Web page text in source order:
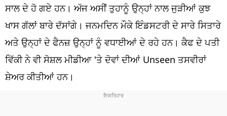
ਦੇਸ਼
ਲਾਈਫ ਸਟਾਈਲ
ਪੰਜਾਬ
ਧਰਮ
ਸਾਲ ਦੇ ਹੋ ਗਏ ਹਨ। ਅੱਜ ਅਸੀਂ ਤੁਹਾਨੂੰ ਉਨ੍ਹਾਂ ਨਾਲ ਜੁੜੀਆਂ ਕੁਝ
ਖਾਸ ਗੱਲਾਂ ਬਾਰੇ ਦੱਸਾਂਗੇ। ਜਨਮਦਿਨ ਮੌਕੇ ਇੰਡਸਟਰੀ ਦੇ ਸਾਰੇ ਸਿਤਾਰੇ
ਅਤੇ ਉਨ੍ਹਾਂ ਦੇ ਫੈਨਜ਼ ਉਨ੍ਹਾਂ ਨੂੰ ਵਧਾਈਆਂ ਦੇ ਰਹੇ ਹਨ। ਕੈਫ ਦੇ ਪਤੀ
ਵਿੱਕੀ ਨੇ ਵੀ ਸੋਸ਼ਲ ਮੀਡੀਆ 'ਤੇ ਦੋਵਾਂ ਦੀਆਂ Unseen ਤਸਵੀਰਾਂ
ਸ਼ੇਅਰ ਕੀਤੀਆਂ ਹਨ।